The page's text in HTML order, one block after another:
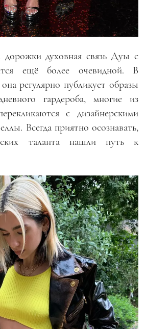
дорожки духовная связь Дуы с
ещё более очевидной. В
регулярно публикует образы
гардероба, многие из
с дизайнерскими
Всегда приятно осознавать,
таланта нашли путь к